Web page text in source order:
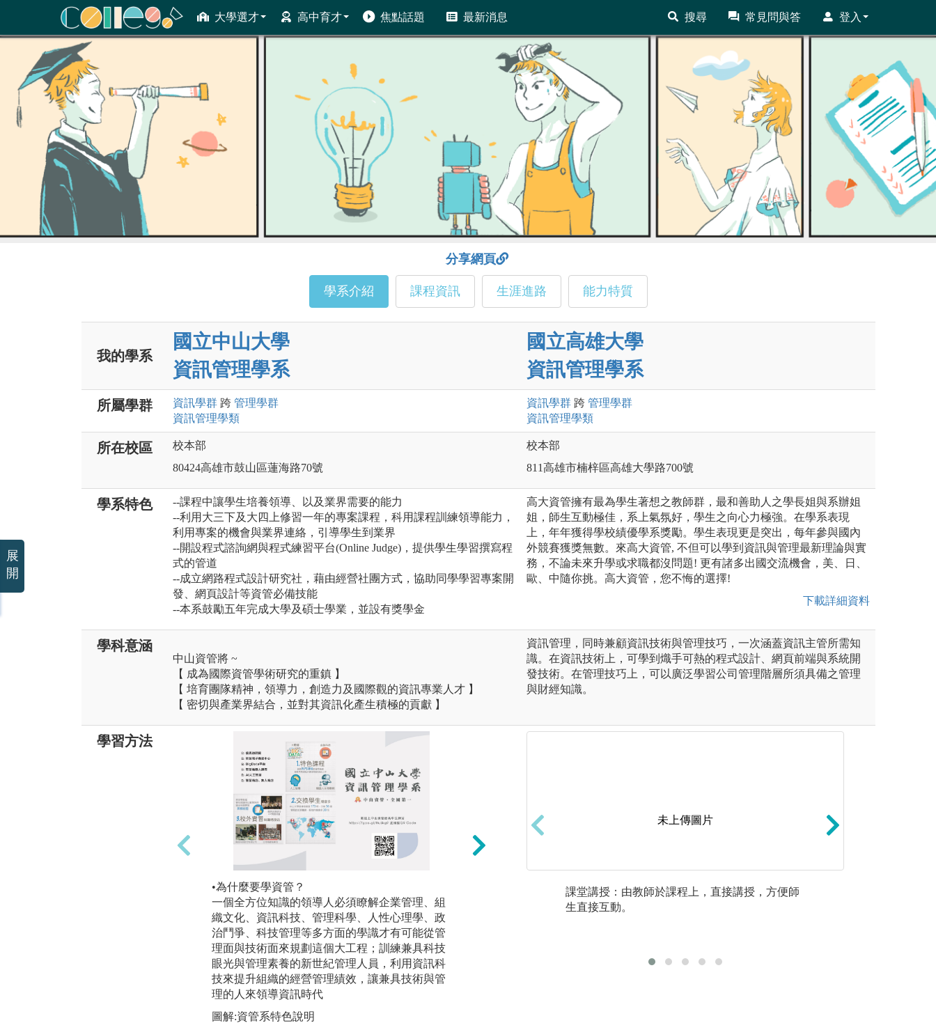
大學選才 高中育才 焦點話題 最新消息 搜尋 常見問與答 登入
ColleGo! 大學選才與高中育才輔助系統
分享網頁
學系介紹 課程資訊 生涯進路 能力特質
我的學系
國立中山大學
資訊管理學系
國立高雄大學
資訊管理學系
所屬學群 資訊學群 跨 管理學群
資訊管理學類
資訊學群 跨 管理學群
資訊管理學類
所在校區
校本部
80424高雄市鼓山區蓮海路70號
校本部
811高雄市楠梓區高雄大學路700號
學系特色
--課程中讓學生培養領導、以及業界需要的能力
--利用大三下及大四上修習一年的專案課程，科用課程訓練領導能力，
利用專案的機會與業界連絡，引導學生到業界
--開設程式諮詢網與程式練習平台(Online Judge)，提供學生學習撰寫程
式的管道
--成立網路程式設計研究社，藉由經營社團方式，協助同學學習專案開
發、網頁設計等資管必備技能
--本系鼓勵五年完成大學及碩士學業，並設有獎學金
高大資管擁有最為學生著想之教師群，最和善助人之學長姐與系辦姐
姐，師生互動極佳，系上氣氛好，學生之向心力極強。在學系表現
上，年年獲得學校績優學系獎勵。學生表現更是突出，每年參與國內
外競賽獲獎無數。來高大資管, 不但可以學到資訊與管理最新理論與實
務，不論未來升學或求職都沒問題! 更有諸多出國交流機會，美、日、
歐、中隨你挑。高大資管，您不悔的選擇!
下載詳細資料
學科意涵
中山資管將 ~
【 成為國際資管學術研究的重鎮 】
【 培育團隊精神，領導力，創造力及國際觀的資訊專業人才 】
【 密切與產業界結合，並對其資訊化產生積極的貢獻 】
資訊管理，同時兼顧資訊技術與管理技巧，一次涵蓋資訊主管所需知
識。在資訊技術上，可學到熾手可熱的程式設計、網頁前端與系統開
發技術。在管理技巧上，可以廣泛學習公司管理階層所須具備之管理
與財經知識。
學習方法
•為什麼要學資管？
一個全方位知識的領導人必須瞭解企業管理、組
織文化、資訊科技、管理科學、人性心理學、政
治鬥爭、科技管理等多方面的學識才有可能從管
理面與技術面來規劃這個大工程；訓練兼具科技
眼光與管理素養的新世紀管理人員，利用資訊科
技來提升組織的經營管理績效，讓兼具技術與管
理的人來領導資訊時代
圖解:資管系特色說明
•資管的優勢
資工專注於程式與技術研發，而資管則著重於應
關鍵技術外，也重視經濟、人管、財管、生管、
未上傳圖片
課堂講授：由教師於課程上，直接講授，方便師
生直接互動。
展
開